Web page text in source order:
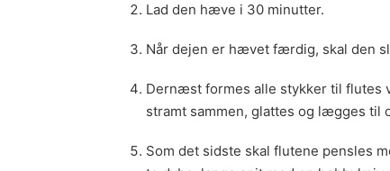
Lad den hæve i 30 minutter.
Når dejen er hævet færdig, skal den
Dernæst formes alle stykker til flutes
stramt sammen, glattes og lægges
Som det sidste skal flutene pensles